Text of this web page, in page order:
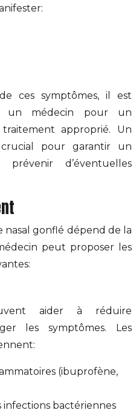
ces symptômes, il est
un médecin pour un
approprié. Un
pour garantir un
d’éventuelles
gonflé dépend de la
peut proposer les
aider à réduire
les symptômes. Les
(ibuprofène,
bactériennes